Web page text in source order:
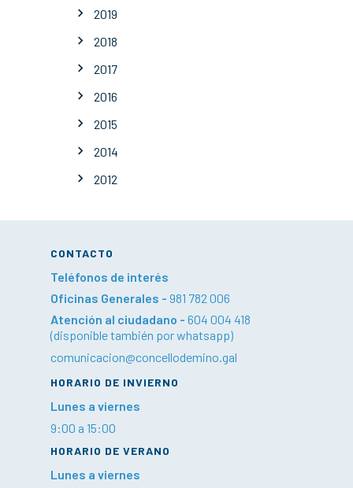
2019
2018
2017
2016
2015
2014
2012
CONTACTO
Teléfonos de interés
Oficinas Generales - 981 782 006
Atención al ciudadano - 604 004 418
(disponible también por whatsapp)
comunicacion@concellodemino.gal
HORARIO DE INVIERNO
Lunes a viernes
9:00 a 15:00
HORARIO DE VERANO
Lunes a viernes